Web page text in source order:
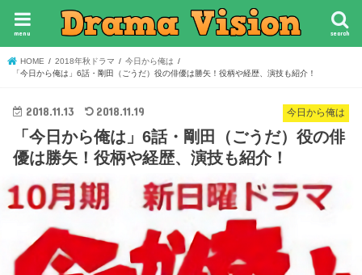
search
menu
HOME 2018年秋ドラマ
今日から俺は
「今日から俺は」6話・剛田（ごうだ）役の俳優は勝矢！役柄や経歴、演技も紹介！
今日から俺は
2018.11.13 2018.11.19
「今日から俺は」6話・剛田（ごうだ）役の俳
優は勝矢！役柄や経歴、演技も紹介！